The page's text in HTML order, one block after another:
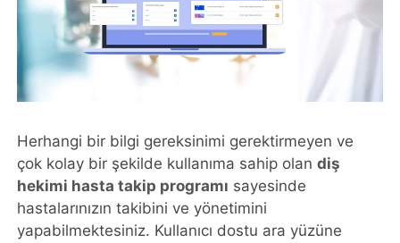
Herhangi bir bilgi gereksinimi gerektirmeyen ve
çok kolay bir şekilde kullanıma sahip olandiş
hekimi hasta takip programı sayesinde
hastalarınızın takibini ve yönetimini
yapabilmektesiniz. Kullanıcı dostu ara yüzüne